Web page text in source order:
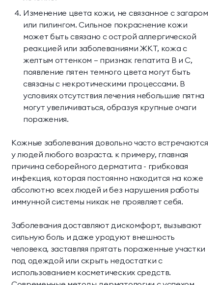
Изменение цвета кожи, не связанное с загаром
или пилингом. Сильное покраснение кожи
может быть связано с острой аллергической
реакцией или заболеваниями ЖКТ, кожа с
желтым оттенком — признак гепатита В и С,
появление пятен темного цвета могут быть
связаны с некротическими процессами. В
условиях отсутствия лечения небольшие пятна
могут увеличиваться, образуя крупные очаги
поражения.
Кожные заболевания довольно часто встречаются
у людей любого возраста. к примеру, главная
причина себорейного дерматита - грибковая
инфекция, которая постоянно находится на коже
абсолютно всех людей и без нарушения работы
иммунной системы никак не проявляет себя.
Заболевания доставляют дискомфорт, вызывают
сильную боль и даже уродуют внешность
человека, заставляя прятать пораженные участки
под одеждой или скрыть недостатки с
использованием косметических средств.